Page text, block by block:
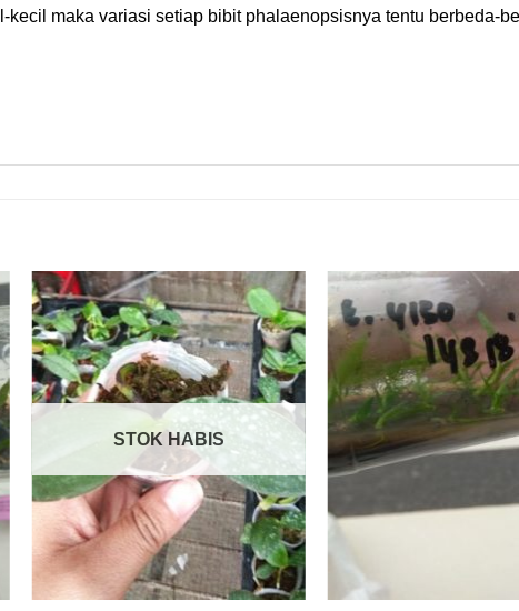
maka variasi setiap bibit phalaenopsisnya tentu berbeda-
STOK HABIS